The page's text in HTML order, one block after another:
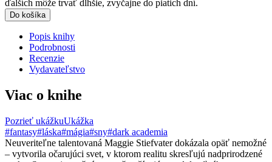
ďalších môže trvať dlhšie, zvyčajne do piatich dní.
Do košíka
Popis knihy
Podrobnosti
Recenzie
Vydavateľstvo
Viac o knihe
Pozrieť ukážkuUkážka
#fantasy#láska#mágia#sny#dark academia
Neuveriteľne talentovaná Maggie Stiefvater dokázala opäť nemožné
– vytvorila očarujúci svet, v ktorom realitu skresľujú nadprirodzené